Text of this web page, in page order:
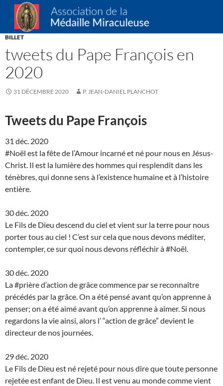
Association de la Médaille Miraculeuse
Recherche
ALLER
AU
CONTENU
BILLET
tweets du Pape François en
2020
31 DÉCEMBRE 2020 P. JEAN-DANIEL PLANCHOT
Tweets du Pape François
31 déc. 2020
#Noël est la fête de l’Amour incarné et né pour nous en Jésus-
Christ. Il est la lumière des hommes qui resplendit dans les
ténèbres, qui donne sens à l’existence humaine et à l’histoire
entière.
30 déc. 2020
Le Fils de Dieu descend du ciel et vient sur la terre pour nous
porter tous au ciel ! C’est sur cela que nous devons méditer,
contempler, ce sur quoi nous devons réfléchir à #Noël.
30 déc. 2020
La #prière d’action de grâce commence par se reconnaître
précédés par la grâce. On a été pensé avant qu’on apprenne à
penser; on a été aimé avant qu’on apprenne à aimer. Si nous
regardons la vie ainsi, alors l’ “action de grâce” devient le
directeur de nos journées.
29 déc. 2020
Le Fils de Dieu est né rejeté pour nous dire que toute personne
rejetée est enfant de Dieu. Il est venu au monde comme vient